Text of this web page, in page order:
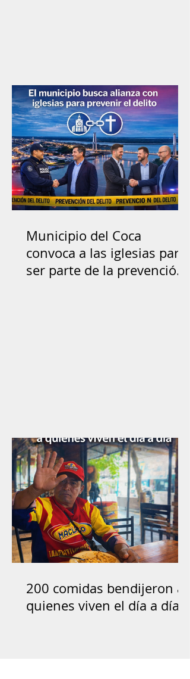
Municipio del Coca
convoca a las iglesias para
ser parte de la prevención
200 comidas bendijeron a
quienes viven el día a día